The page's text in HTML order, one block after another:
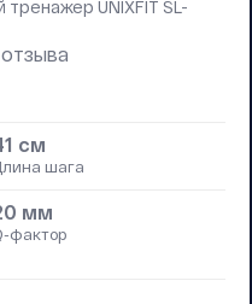
тренажер UNIXFIT SL-
отзыва
см
шага
мм
фактор